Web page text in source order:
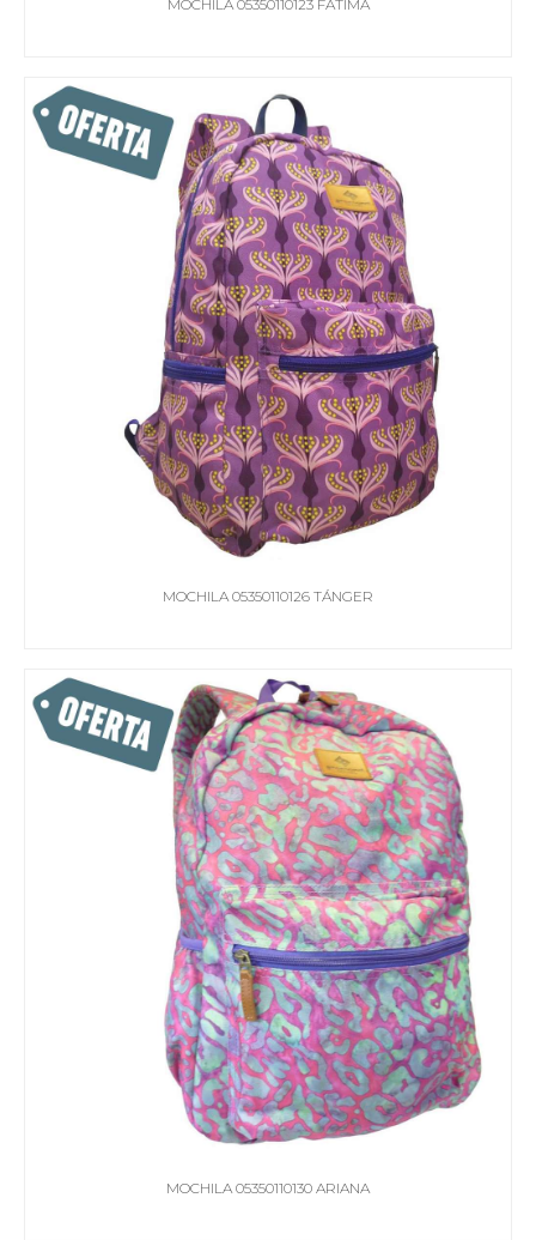
MOCHILA 05350110123 FÁTIMA
MOCHILA 05350110126 TÁNGER
MOCHILA 05350110130 ARIANA